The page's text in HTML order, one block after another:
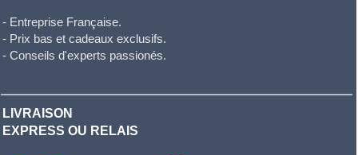
- Entreprise Française.
- Prix bas et cadeaux exclusifs.
- Conseils d'experts passionés.
LIVRAISON
EXPRESS OU RELAIS